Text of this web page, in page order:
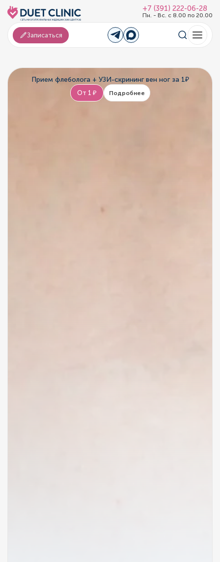
+7 (391) 222-06-28
Пн. - Вс. с 8.00 по 20.00
Записаться
Прием флеболога + УЗИ-скрининг вен ног за 1₽
От 1 ₽ Подробнее